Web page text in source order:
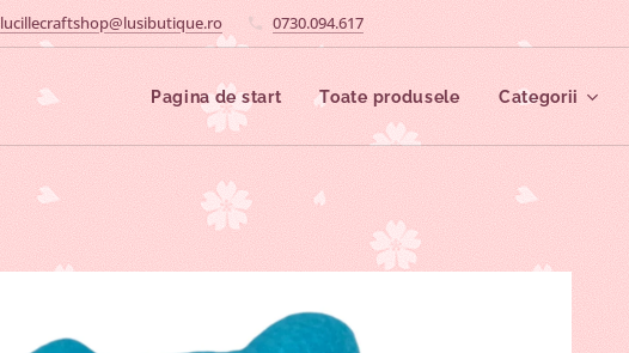
lucillecraftshop@lusibutique.ro 0730.094.617
Pagina de start Toate produsele Categorii